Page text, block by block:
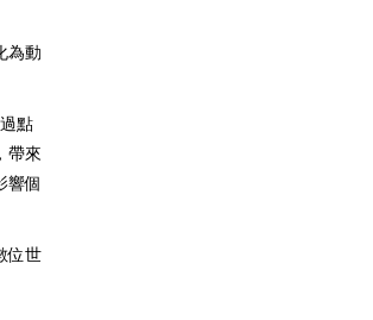
為動
點
帶來
響個
位世